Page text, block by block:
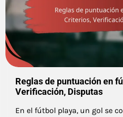
Reglas de puntuación en
Verificación, Disputas
En el fútbol playa, un gol se